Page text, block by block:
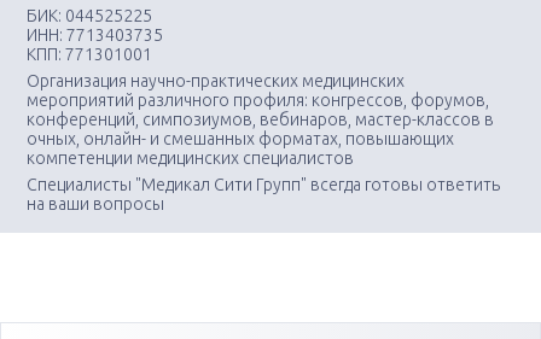
БИК: 044525225
ИНН: 7713403735
КПП: 771301001
Организация научно-практических медицинских
мероприятий различного профиля: конгрессов, форумов,
конференций, симпозиумов, вебинаров, мастер-классов в
очных, онлайн- и смешанных форматах, повышающих
компетенции медицинских специалистов
Специалисты "Медикал Сити Групп" всегда готовы ответить
на ваши вопросы